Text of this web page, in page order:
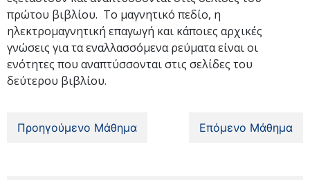
πρώτου βιβλίου. Το μαγνητικό πεδίο, η
ηλεκτρομαγνητική επαγωγή και κάποιες αρχικές
γνώσεις για τα εναλλασσόμενα ρεύματα είναι οι
ενότητες που αναπτύσσονται στις σελίδες του
δεύτερου βιβλίου.
Προηγούμενο Μάθημα Επόμενο Μάθημα